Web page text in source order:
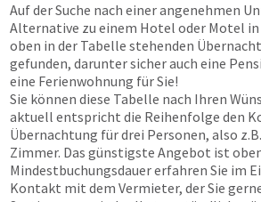
Auf der Suche nach einer angenehmen
Alternative zu einem Hotel oder Motel in
oben in der Tabelle stehenden
gefunden, darunter sicher auch eine
eine Ferienwohnung für Sie!
Sie können diese Tabelle nach Ihren
aktuell entspricht die Reihenfolge den
Übernachtung für drei Personen, also
Zimmer. Das günstigste Angebot ist
Mindestbuchungsdauer erfahren Sie im
Kontakt mit dem Vermieter, der Sie